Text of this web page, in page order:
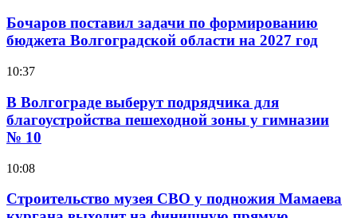
Бочаров поставил задачи по формированию
бюджета Волгоградской области на 2027 год
10:37
В Волгограде выберут подрядчика для
благоустройства пешеходной зоны у гимназии
№ 10
10:08
Строительство музея СВО у подножия Мамаева